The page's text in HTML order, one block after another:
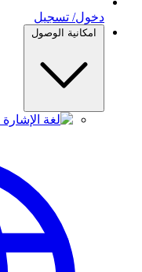
دخول/ تسجيل
امكانية الوصول